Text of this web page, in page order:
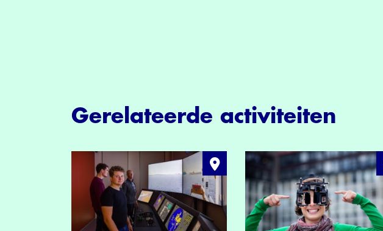
Gerelateerde activiteiten